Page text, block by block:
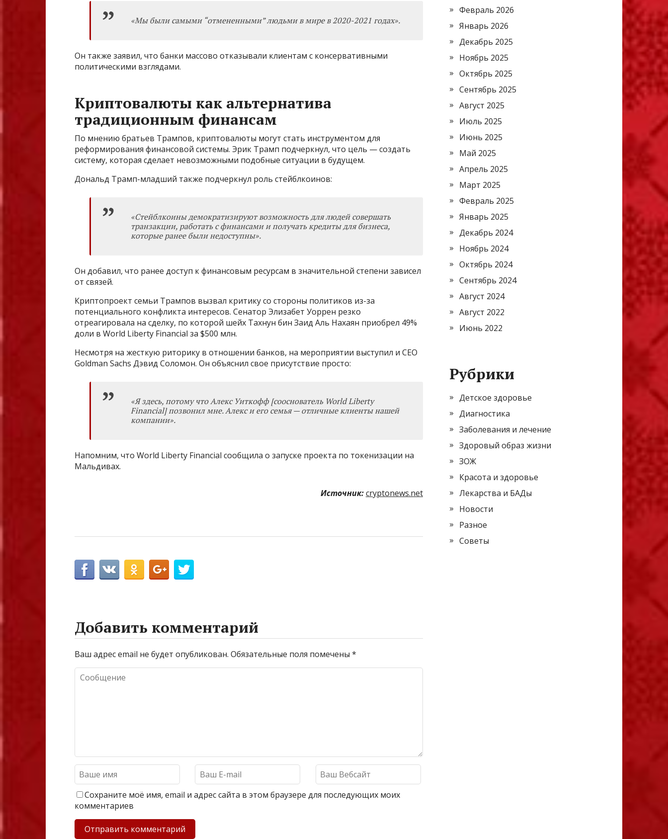
«Мы были самыми “отмененными” людьми в мире в 2020-2021 годах».
Он также заявил, что банки массово отказывали клиентам с консервативными
политическими взглядами.
Криптовалюты как альтернатива
традиционным финансам
По мнению братьев Трампов, криптовалюты могут стать инструментом для
реформирования финансовой системы. Эрик Трамп подчеркнул, что цель — создать
систему, которая сделает невозможными подобные ситуации в будущем.
Дональд Трамп-младший также подчеркнул роль стейблкоинов:
«Стейблкоины демократизируют возможность для людей совершать
транзакции, работать с финансами и получать кредиты для бизнеса,
которые ранее были недоступны».
Он добавил, что ранее доступ к финансовым ресурсам в значительной степени зависел
от связей.
Криптопроект семьи Трампов вызвал критику со стороны политиков из-за
потенциального конфликта интересов. Сенатор Элизабет Уоррен резко
отреагировала на сделку, по которой шейх Тахнун бин Заид Аль Нахаян приобрел 49%
доли в World Liberty Financial за $500 млн.
Несмотря на жесткую риторику в отношении банков, на мероприятии выступил и CEO
Goldman Sachs Дэвид Соломон. Он объяснил свое присутствие просто:
«Я здесь, потому что Алекс Уиткофф [сооснователь World Liberty
Financial] позвонил мне. Алекс и его семья — отличные клиенты нашей
компании».
Напомним, что World Liberty Financial сообщила о запуске проекта по токенизации на
Мальдивах.
Источник:cryptonews.net
Добавить комментарий
Ваш адрес email не будет опубликован. Обязательные поля помечены *
Сохраните моё имя, email и адрес сайта в этом браузере для последующих моих
комментариев
Февраль 2026
Январь 2026
Декабрь 2025
Ноябрь 2025
Октябрь 2025
Сентябрь 2025
Август 2025
Июль 2025
Июнь 2025
Май 2025
Апрель 2025
Март 2025
Февраль 2025
Январь 2025
Декабрь 2024
Ноябрь 2024
Октябрь 2024
Сентябрь 2024
Август 2024
Август 2022
Июнь 2022
Рубрики
Детское здоровье
Диагностика
Заболевания и лечение
Здоровый образ жизни
ЗОЖ
Красота и здоровье
Лекарства и БАДы
Новости
Разное
Советы